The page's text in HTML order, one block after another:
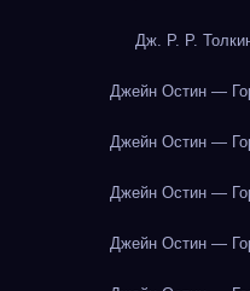
Дж. Р. Р.
Джейн Остин —
Джейн Остин —
Джейн Остин —
Джейн Остин —